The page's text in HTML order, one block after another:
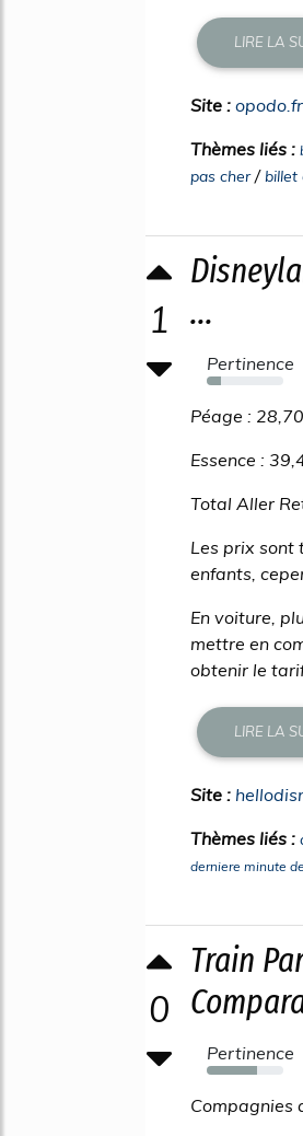
LIRE LA
Site : opodo.fr
Thèmes liés :
pas cher/billet
1 ...
Pertinence
19%
Péage :
Essence :
Total Aller
Les prix sont
enfants,
En voiture,
mettre en
obtenir le
LIRE LA
Site :
Thèmes liés :
derniere minute
0
Train
Pertinence
65%
Compagnies